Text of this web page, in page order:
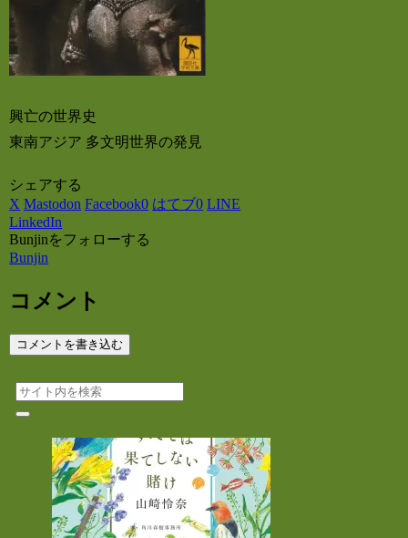
興亡の世界史
東南アジア 多文明世界の発見
シェアする
X Mastodon Facebook0 はてブ0 LINE
LinkedIn
Bunjinをフォローする
Bunjin
コメント
コメントを書き込む